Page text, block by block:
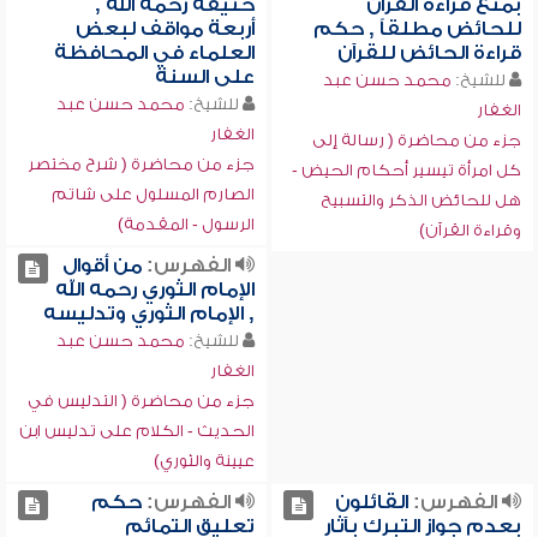
بمنع قراءة القرآن
للحائض مطلقاً , حكم
قراءة الحائض للقرآن
للشيخ: محمد حسن عبد
الغفار
جزء من محاضرة ( رسالة إلى
كل امرأة تيسير أحكام الحيض -
هل للحائض الذكر والتسبيح
وقراءة القرآن)
حنيفة رحمه الله ,
أربعة مواقف لبعض
العلماء في المحافظة
على السنة
للشيخ: محمد حسن عبد
الغفار
جزء من محاضرة ( شرح مختصر
الصارم المسلول على شاتم
الرسول - المقدمة)
الفهرس:من أقوال
الإمام الثوري رحمه الله
, الإمام الثوري وتدليسه
للشيخ: محمد حسن عبد
الغفار
جزء من محاضرة ( التدليس في
الحديث - الكلام على تدليس ابن
عيينة والثوري)
الفهرس:القائلون
بعدم جواز التبرك بآثار
الفهرس:حكم
تعليق التمائم